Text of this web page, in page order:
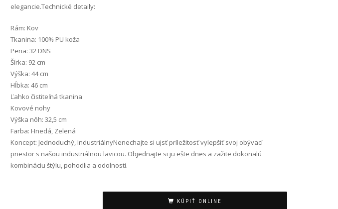
elegancie.Technické detaily:
Rám: Kov
Tkanina: 100% PU koža
Pena: 32 DNS
Šírka: 92 cm
Výška: 44 cm
Hĺbka: 46 cm
Ľahko čistiteľná tkanina
Kovové nohy
Výška nôh: 32,5 cm
Farba: Hnedá, Zelená
Koncept: Jednoduchý, IndustriálnyNenechajte si ujsť príležitosť vylepšiť svoj obývací
priestor s našou industriálnou lavicou. Objednajte si ju ešte dnes a zažite dokonalú
kombináciu štýlu, pohodlia a odolnosti.
KÚPIŤ ONLINE